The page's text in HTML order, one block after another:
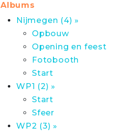
Albums
Nijmegen (4) »
Opbouw
Opening en feest
Fotobooth
Start
WP1 (2) »
Start
Sfeer
WP2 (3) »